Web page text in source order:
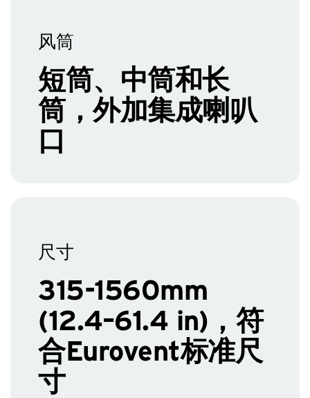
风筒
短筒、中筒和长
筒，外加集成喇叭
口
尺寸
315-1560mm
(12.4–61.4 in)，符
合Eurovent标准尺
寸